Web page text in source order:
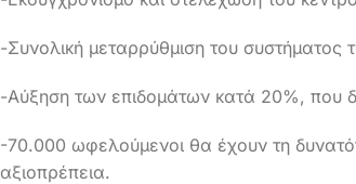
-Συνολική μεταρρύθμιση του συστήματος
-Αύξηση των επιδομάτων κατά 20%, που
-70.000 ωφελούμενοι θα έχουν τη
αξιοπρέπεια.